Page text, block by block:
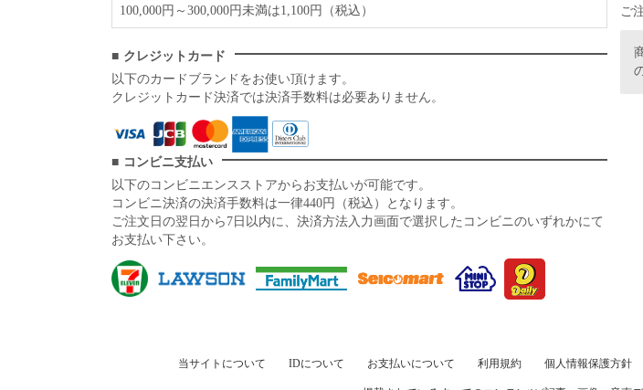
100,000円～300,000円未満は1,100円（税込）
クレジットカード
以下のカードブランドをお使い頂けます。
クレジットカード決済では決済手数料は必要ありません。
コンビニ支払い
以下のコンビニエンスストアからお支払いが可能です。
コンビニ決済の決済手数料は一律440円（税込）となります。
ご注文日の翌日から7日以内に、決済方法入力画面で選択したコンビニのいずれかにて
お支払い下さい。
ご
当サイトについて IDについて お支払いについて 利用規約 個人情報保護方針